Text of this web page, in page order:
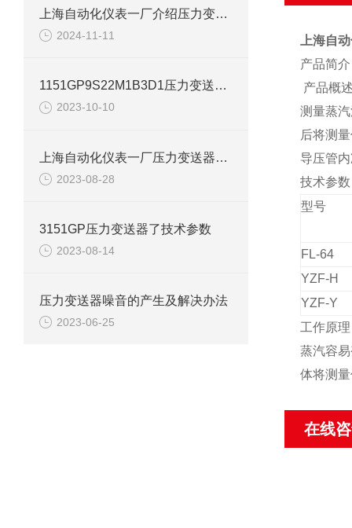
上海自动化仪表一厂介绍压力变送器故障处理办法
2024-11-11
1151GP9S22M1B3D1压力变送器上海自动化仪表一厂
2023-10-10
上海自动化仪表一厂压力变送器技术参数
2023-08-28
3151GP压力变送器了技术参数
2023-08-14
压力变送器噪音的产生及解决办法
2023-06-25
上海自
产品简介
产品概
测量蒸
后将测
导压管
技术参数
型号
FL-64
YZF-H
YZF-Y
工作原
蒸汽容
体将测
在线